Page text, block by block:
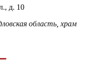
, д. 10
область храм